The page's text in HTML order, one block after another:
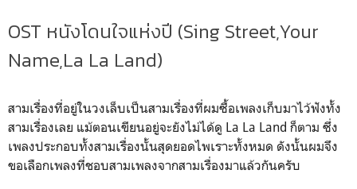
OST หนังโดนใจแห่งปี (Sing Street,Your
Name,La La Land)
สามเรื่องที่อยู่ในวงเล็บเป็นสามเรื่องที่ผมซื้อเพลงเก็บมาไว้ฟังทั้ง
สามเรื่องเลย แม้ตอนเขียนอยู่จะยังไม่ได้ดู La La Land ก็ตาม ซึ่ง
เพลงประกอบทั้งสามเรื่องนั้นสุดยอดไพเราะทั้งหมด ดังนั้นผมจึง
ขอเลือกเพลงที่ชอบสามเพลงจากสามเรื่องมาแล้วกันครับ